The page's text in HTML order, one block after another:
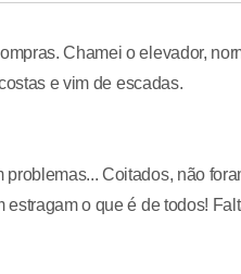
Chamei o elevador,
e vim de escadas.
Coitados, não
o que é de todos!